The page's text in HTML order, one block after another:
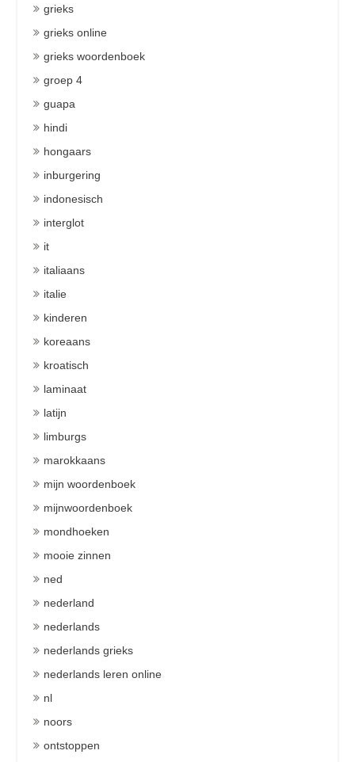
grieks
grieks online
grieks woordenboek
groep 4
guapa
hindi
hongaars
inburgering
indonesisch
interglot
it
italiaans
italie
kinderen
koreaans
kroatisch
laminaat
latijn
limburgs
marokkaans
mijn woordenboek
mijnwoordenboek
mondhoeken
mooie zinnen
ned
nederland
nederlands
nederlands grieks
nederlands leren online
nl
noors
ontstoppen